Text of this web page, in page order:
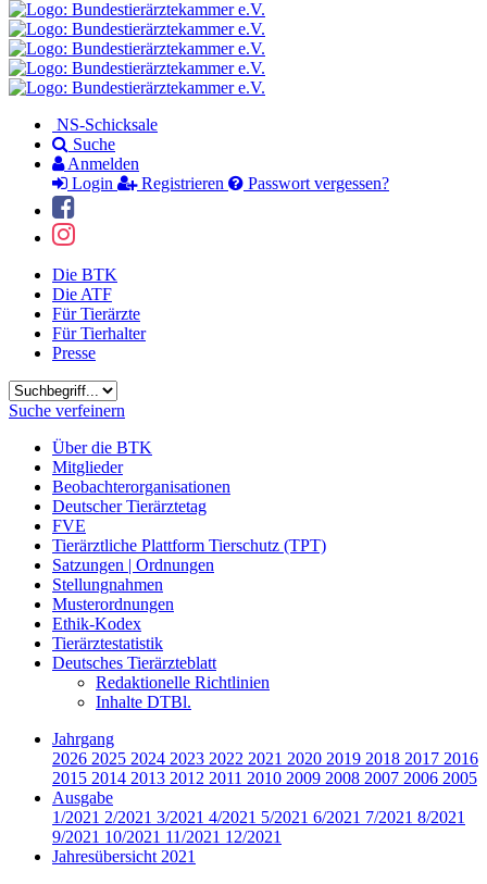
NS-Schicksale
Suche
Anmelden
Login
Registrieren Passwort vergessen?
Die BTK
Die ATF
Für Tierärzte
Für Tierhalter
Presse
Suchbegriff
Suche verfeinern
Über die BTK
Mitglieder
Beobachterorganisationen
Deutscher Tierärztetag
FVE
Tierärztliche Plattform Tierschutz (TPT)
Satzungen | Ordnungen
Stellungnahmen
Musterordnungen
Ethik-Kodex
Tierärztestatistik
Deutsches Tierärzteblatt
Redaktionelle Richtlinien
Inhalte DTBl.
Jahrgang
2026 2025 2024 2023 2022 2021 2020 2019 2018 2017 2016
2015 2014 2013 2012 2011 2010 2009 2008 2007 2006 2005
Ausgabe
1/2021 2/2021 3/2021 4/2021 5/2021 6/2021 7/2021 8/2021
9/2021 10/2021 11/2021 12/2021
Jahresübersicht 2021